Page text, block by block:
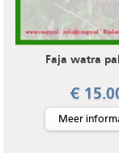
Faja watra
€
Meer